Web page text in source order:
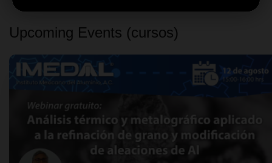
Upcoming Events (cursos)